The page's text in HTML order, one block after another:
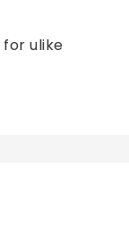
for ulike